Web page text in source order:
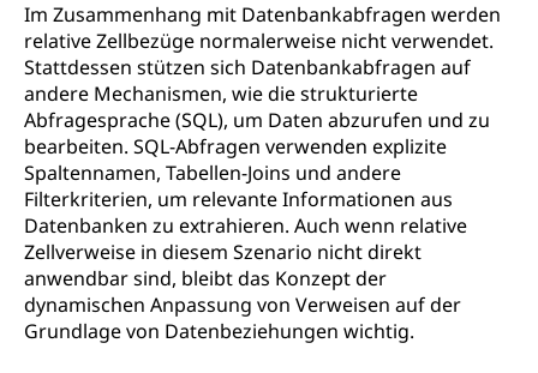
Im Zusammenhang mit Datenbankabfragen werden
relative Zellbezüge normalerweise nicht verwendet.
Stattdessen stützen sich Datenbankabfragen auf
andere Mechanismen, wie die strukturierte
Abfragesprache (SQL), um Daten abzurufen und zu
bearbeiten. SQL-Abfragen verwenden explizite
Spaltennamen, Tabellen-Joins und andere
Filterkriterien, um relevante Informationen aus
Datenbanken zu extrahieren. Auch wenn relative
Zellverweise in diesem Szenario nicht direkt
anwendbar sind, bleibt das Konzept der
dynamischen Anpassung von Verweisen auf der
Grundlage von Datenbeziehungen wichtig.